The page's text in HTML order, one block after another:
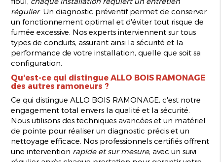
régulier. Un diagnostic préventif permet de conserver
un fonctionnement optimal et d'éviter tout risque de
fumée excessive. Nos experts interviennent sur tous
types de conduits, assurant ainsi la sécurité et la
performance de votre installation, quelle que soit sa
configuration.
Qu'est-ce qui distingue ALLO BOIS RAMONAGE
des autres ramoneurs ?
Ce qui distingue ALLO BOIS RAMONAGE, c'est notre
engagement total envers la qualité et la sécurité.
Nous utilisons des techniques avancées et un matériel
de pointe pour réaliser un diagnostic précis et un
nettoyage efficace. Nos professionnels certifiés offrent
une intervention rapide et sur mesure, avec un suivi